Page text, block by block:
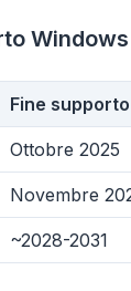
Windows
Fine supporto
Ottobre 2025
Novembre
~2028-2031